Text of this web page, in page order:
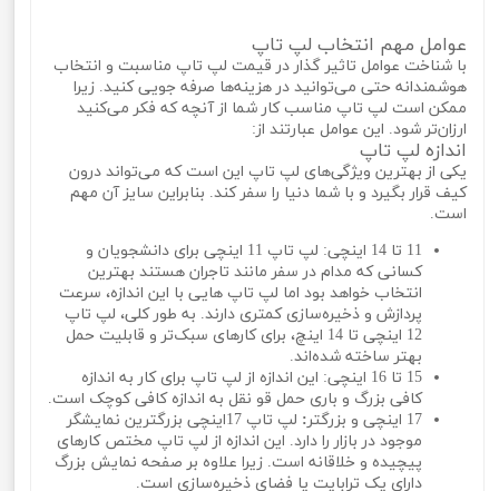
عوامل مهم انتخاب لپ تاپ
با شناخت عوامل تاثیر گذار در قیمت لپ تاپ مناسبت و انتخاب
هوشمندانه حتی می‌توانید در هزینه‌ها صرفه جویی کنید. زیرا
ممکن است لپ تاپ مناسب کار شما از آنچه که فکر می‌کنید
ارزان‌تر شود. این عوامل عبارتند از:
اندازه لپ تاپ
یکی از بهترین ویژگی‌های لپ تاپ این است که می‌تواند درون
کیف قرار بگیرد و با شما دنیا را سفر کند. بنابراین سایز آن مهم
است.
11 تا 14 اینچی: لپ تاپ 11 اینچی برای دانشجویان و
کسانی که مدام در سفر مانند تاجران هستند بهترین
انتخاب خواهد بود اما لپ تاپ هایی با این اندازه، سرعت
پردازش و ذخیره‌سازی کمتری دارند. به طور کلی، لپ تاپ
12 اینچی تا 14 اینچ، برای کارهای سبک‌تر و قابلیت حمل
بهتر ساخته شده‌اند.
15 تا 16 اینچی: این اندازه از لپ تاپ برای کار به اندازه
کافی بزرگ و باری حمل‌ قو‌ نقل به اندازه کافی کوچک است.
17 اینچی و بزرگتر
:
لپ تاپ 17اینچی بزرگترین نمایشگر
موجود در بازار را دارد. این اندازه از لپ تاپ مختص کارهای
پیچیده و خلاقانه است. زیرا علاوه بر صفحه نمایش بزرگ
دارای یک ترابایت یا فضای ذخیره‌سازی است.